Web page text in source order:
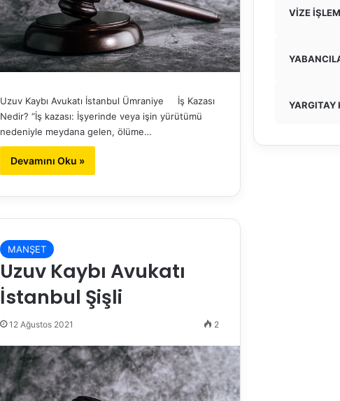
Uzuv Kaybı Avukatı İstanbul Ümraniye İş Kazası
Nedir? “İş kazası: İşyerinde veya işin yürütümü
nedeniyle meydana gelen, ölüme…
Devamını Oku »
MANŞET
Uzuv Kaybı Avukatı
İstanbul Şişli
12 Ağustos 2021 2
VİZE
YARGITAY